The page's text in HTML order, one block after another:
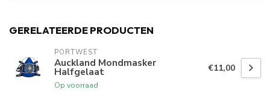
GERELATEERDE PRODUCTEN
PORTWEST
Auckland Mondmasker
Halfgelaat
Op voorraad
€11,00